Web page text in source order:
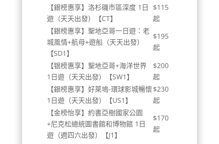
【銀榜惠享】洛杉磯市區深度 1日
遊（天天出發）【CT】
$115
起
【銀榜惠享】聖地亞哥一日遊：老
城風情+航母+遊船（天天出發）
【SD1】
$195
起
【银榜惠享】聖地亞哥+海洋世界
1日遊（天天出發）【SW1】
$200
起
【銀榜惠享】好萊塢-環球影城暢懷
1日遊（天天出發）【US1】
$230
起
【金榜怡享】約書亞樹國家公園
+尼克松總統圖書館和博物館 1日
遊（週四六出發）【J1】
$170
起